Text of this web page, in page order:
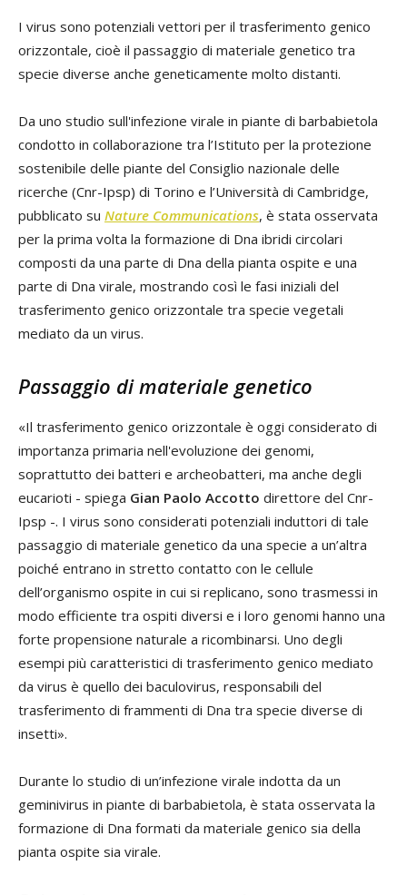
I virus sono potenziali vettori per il trasferimento genico
orizzontale, cioè il passaggio di materiale genetico tra
specie diverse anche geneticamente molto distanti.
Da uno studio sull'infezione virale in piante di barbabietola
condotto in collaborazione tra l’Istituto per la protezione
sostenibile delle piante del Consiglio nazionale delle
ricerche (Cnr-Ipsp) di Torino e l’Università di Cambridge,
pubblicato su Nature Communications, è stata osservata
per la prima volta la formazione di Dna ibridi circolari
composti da una parte di Dna della pianta ospite e una
parte di Dna virale, mostrando così le fasi iniziali del
trasferimento genico orizzontale tra specie vegetali
mediato da un virus.
Passaggio di materiale genetico
«Il trasferimento genico orizzontale è oggi considerato di
importanza primaria nell'evoluzione dei genomi,
soprattutto dei batteri e archeobatteri, ma anche degli
eucarioti - spiega Gian Paolo Accotto direttore del Cnr-
Ipsp -. I virus sono considerati potenziali induttori di tale
passaggio di materiale genetico da una specie a un’altra
poiché entrano in stretto contatto con le cellule
dell’organismo ospite in cui si replicano, sono trasmessi in
modo efficiente tra ospiti diversi e i loro genomi hanno una
forte propensione naturale a ricombinarsi. Uno degli
esempi più caratteristici di trasferimento genico mediato
da virus è quello dei baculovirus, responsabili del
trasferimento di frammenti di Dna tra specie diverse di
insetti».
Durante lo studio di un’infezione virale indotta da un
geminivirus in piante di barbabietola, è stata osservata la
formazione di Dna formati da materiale genico sia della
pianta ospite sia virale.